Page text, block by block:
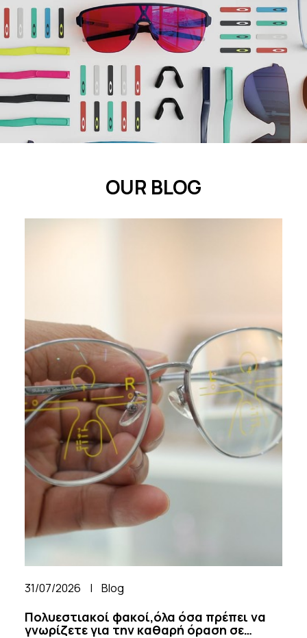
OUR BLOG
31/07/2026 | Blog
Πολυεστιακοί φακοί,όλα όσα πρέπει να
γνωρίζετε για την καθαρή όραση σε